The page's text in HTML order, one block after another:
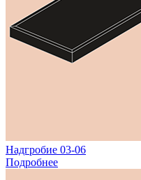
Надгробие 03-06
Подробнее